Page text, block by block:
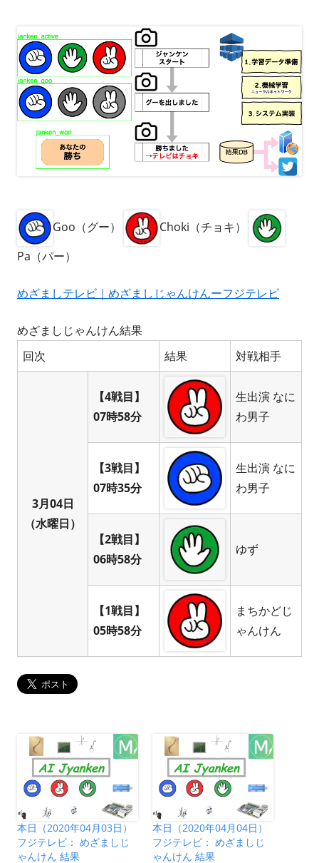
Goo（グー）
Choki（チョキ）
Pa（パー）
めざましテレビ｜めざましじゃんけんーフジテレビ
めざましじゃんけん結果
回次
結果 対戦相手
3月04日
（水曜日）
【4戦目】
07時58分
生出演 なに
わ男子
【3戦目】
07時35分
生出演 なに
わ男子
【2戦目】
06時58分
ゆず
【1戦目】
05時58分
まちかどじ
ゃんけん
本日（2020年04月03日）
フジテレビ： めざましじ
ゃんけん 結果
本日（2020年04月04日）
フジテレビ： めざましじ
ゃんけん 結果